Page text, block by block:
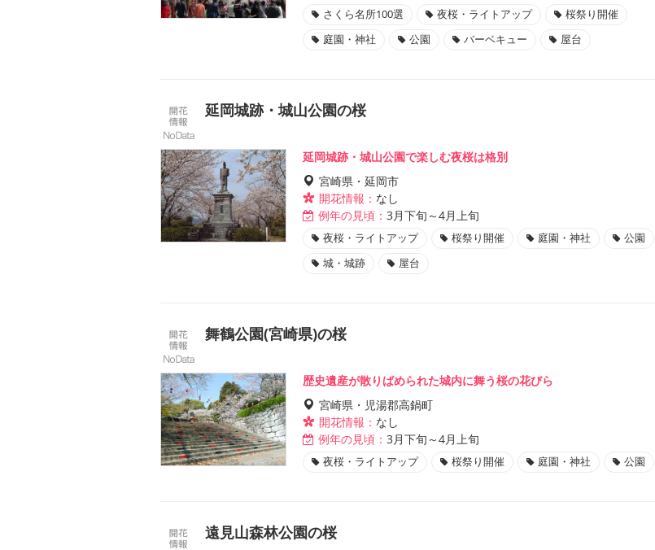
さくら名所100選 夜桜・ライトアップ
桜祭り開催
庭園・神社
公園 バーベキュー 屋台
延岡城跡・城山公園の桜
延岡城跡・城山公園で楽しむ夜桜は格別
宮崎県・延岡市
開花情報： なし
例年の見頃： 3月下旬～4月上旬
夜桜・ライトアップ 桜祭り開催 庭園・神社
公園
城・城跡
屋台
舞鶴公園(宮崎県)の桜
歴史遺産が散りばめられた城内に舞う桜の花びら
宮崎県・児湯郡高鍋町
開花情報： なし
例年の見頃： 3月下旬～4月上旬
夜桜・ライトアップ 桜祭り開催 庭園・神社 公園
遠見山森林公園の桜